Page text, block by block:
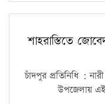
শাহরাস্তিতে
চাঁদপুর প্রতিনিধি :
উপজেলায়